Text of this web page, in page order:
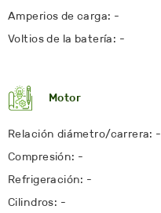
Amperios de carga: -
Voltios de la batería: -
Motor
Relación diámetro/carrera: -
Compresión: -
Refrigeración: -
Cilindros: -